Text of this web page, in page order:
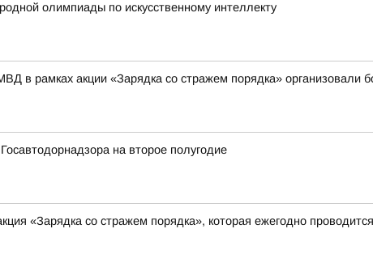
олимпиады по искусственному интеллекту
в рамках акции «Зарядка со стражем порядка» организовали
на второе полугодие
«Зарядка со стражем порядка», которая ежегодно